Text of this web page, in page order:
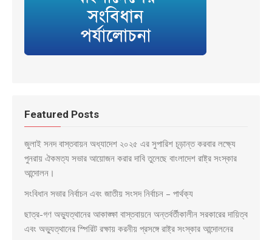
Featured Posts
জুলাই সনদ বাস্তবায়ন অধ্যাদেশ ২০২৫ এর সুপারিশ চূড়ান্ত করবার লক্ষ্যে
পুনরায় ঐকমত্য সভার আয়োজন করার দাবি তুলেছে বাংলাদেশ রাষ্ট্র সংস্কার
আন্দোলন।
সংবিধান সভার নির্বাচন এবং জাতীয় সংসদ নির্বাচন – পার্থক্য
ছাত্র-গণ অভ্যুত্থানের আকাঙ্ক্ষা বাস্তবায়নে অন্তর্বর্তীকালীন সরকারের দায়িত্ব
এবং অভ্যুত্থানের স্পিরিট রক্ষায় করনীয় প্রসঙ্গে রাষ্ট্র সংস্কার আন্দোলনের